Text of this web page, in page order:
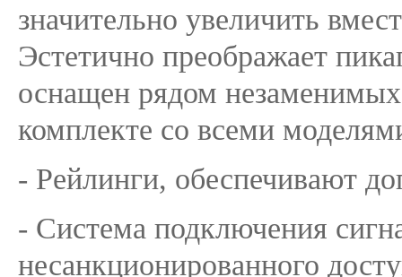
значительно увеличить
Эстетично преображает
оснащен рядом незаменимых
комплекте со всеми
- Рейлинги, обеспечивают
- Система подключения
несанкционированного